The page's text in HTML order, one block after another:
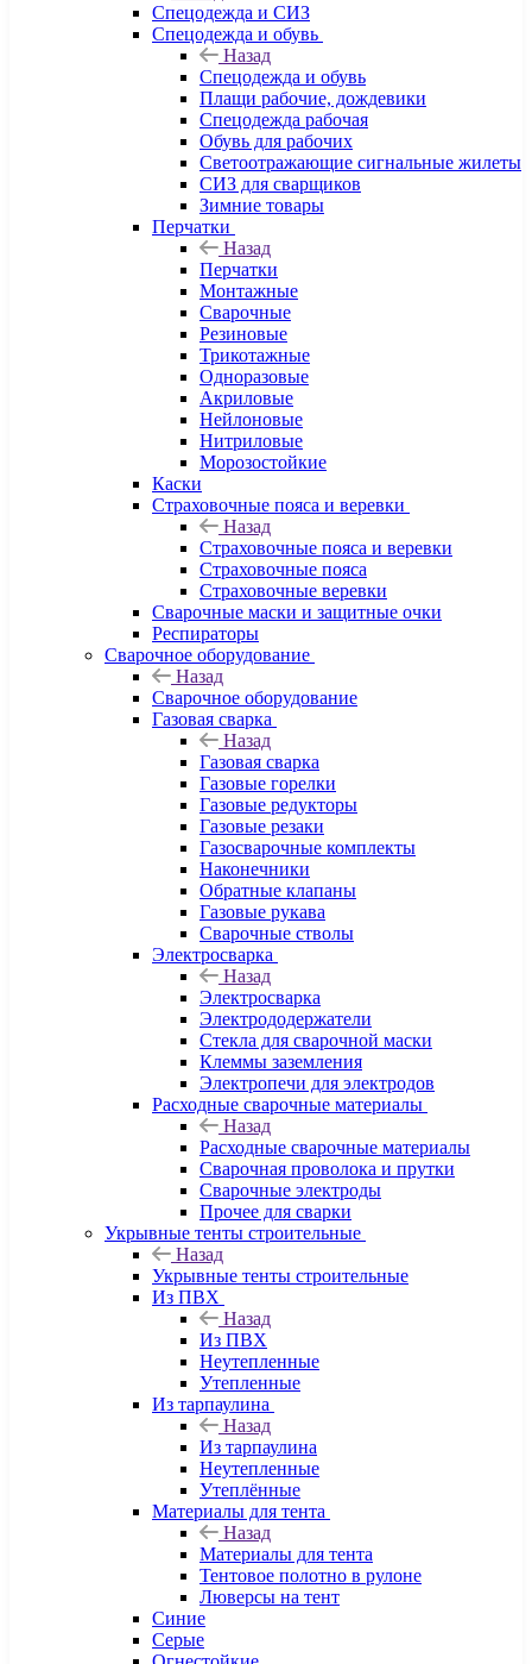
Спецодежда и СИЗ
Спецодежда и обувь
Назад
Спецодежда и обувь
Плащи рабочие, дождевики
Спецодежда рабочая
Обувь для рабочих
Светоотражающие сигнальные жилеты
СИЗ для сварщиков
Зимние товары
Перчатки
Назад
Перчатки
Монтажные
Сварочные
Резиновые
Трикотажные
Одноразовые
Акриловые
Нейлоновые
Нитриловые
Морозостойкие
Каски
Страховочные пояса и веревки
Назад
Страховочные пояса и веревки
Страховочные пояса
Страховочные веревки
Сварочные маски и защитные очки
Респираторы
Сварочное оборудование
Назад
Сварочное оборудование
Газовая сварка
Назад
Газовая сварка
Газовые горелки
Газовые редукторы
Газовые резаки
Газосварочные комплекты
Наконечники
Обратные клапаны
Газовые рукава
Сварочные стволы
Электросварка
Назад
Электросварка
Электрододержатели
Стекла для сварочной маски
Клеммы заземления
Электропечи для электродов
Расходные сварочные материалы
Назад
Расходные сварочные материалы
Сварочная проволока и прутки
Сварочные электроды
Прочее для сварки
Укрывные тенты строительные
Назад
Укрывные тенты строительные
Из ПВХ
Назад
Из ПВХ
Неутепленные
Утепленные
Из тарпаулина
Назад
Из тарпаулина
Неутепленные
Утеплённые
Материалы для тента
Назад
Материалы для тента
Тентовое полотно в рулоне
Люверсы на тент
Синие
Серые